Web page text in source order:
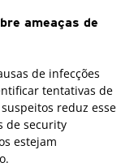
ameaças de
de infecções
tentativas de
reduz esse
de security
estejam